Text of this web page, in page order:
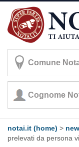
notai.it (home) >
prelevati da persona